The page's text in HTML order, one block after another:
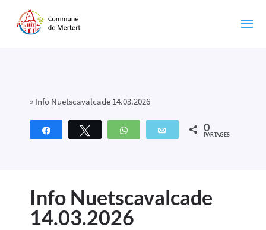
» Info Nuetscavalcade 14.03.2026
Partagez Tweetez WhatsApp Email 0
PARTAGES
Info Nuetscavalcade
14.03.2026